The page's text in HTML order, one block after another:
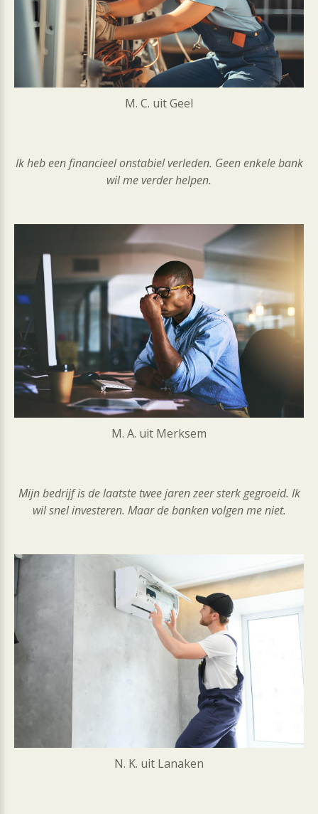
M. C. uit Geel
Ik heb een financieel onstabiel verleden. Geen enkele bank
wil me verder helpen.
M. A. uit Merksem
Mijn bedrijf is de laatste twee jaren zeer sterk gegroeid. Ik
wil snel investeren. Maar de banken volgen me niet.
N. K. uit Lanaken